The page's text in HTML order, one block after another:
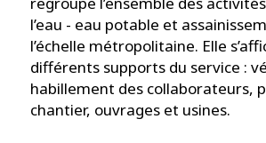
l’eau - eau potable et
l’échelle métropolitaine. Elle
différents supports du service :
habillement des collaborateurs,
chantier, ouvrages et usines.